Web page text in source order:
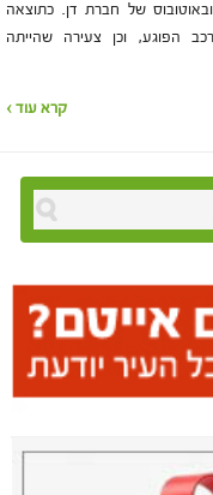
ובאוטובוס של חברת דן. כתוצאה
כבת 30 שהייתה ברכב הפוגע, וכן צעירה שהייתה
קרא עוד ›